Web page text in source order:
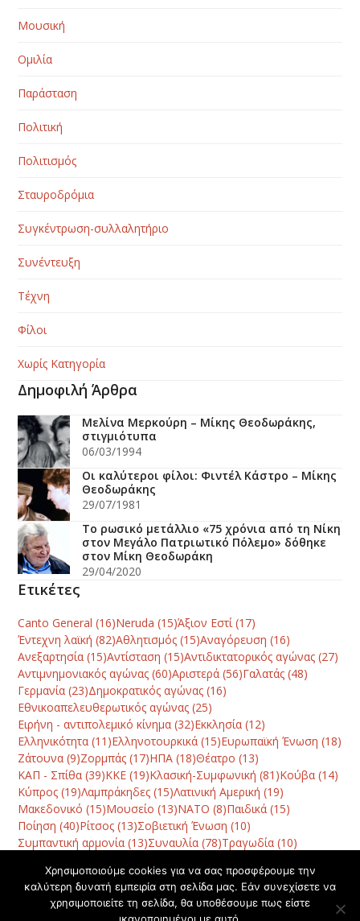
Μουσική
Ομιλία
Παράσταση
Πολιτική
Πολιτισμός
Σταυροδρόμια
Συγκέντρωση-συλλαλητήριο
Συνέντευξη
Τέχνη
Φίλοι
Χωρίς Κατηγορία
Δημοφιλή Άρθρα
Μελίνα Μερκούρη – Μίκης Θεοδωράκης,
στιγμιότυπα
06/03/1994
Οι καλύτεροι φίλοι: Φιντέλ Κάστρο – Μίκης
Θεοδωράκης
29/07/1981
Το ρωσικό μετάλλιο «75 χρόνια από τη Νίκη
στον Μεγάλο Πατριωτικό Πόλεμο» δόθηκε
στον Μίκη Θεοδωράκη
29/04/2020
Ετικέτες
Canto General (16)Neruda (15)Άξιον Εστί(17)
Έντεχνη λαϊκή (82)Αθλητισμός (15)Αναγόρευση (16)
Ανεξαρτησία (15)Αντίσταση (15)Αντιδικτατορικός αγώνας (27)
Αντιμνημονιακός αγώνας (60)Αριστερά (56)Γαλατάς (48)
Γερμανία (23)Δημοκρατικός αγώνας (16)
Εθνικοαπελευθερωτικός αγώνας (25)
Ειρήνη - αντιπολεμικό κίνημα (32)Εκκλησία (12)
Ελληνικότητα (11)Ελληνοτουρκικά (15)Ευρωπαϊκή Ένωση (18)
Ζάτουνα (9)Ζορμπάς (17)ΗΠΑ (18)Θέατρο (13)
ΚΑΠ - Σπίθα (39)ΚΚΕ (19)Κλασική-Συμφωνική (81)Κούβα (14)
Κύπρος (19)Λαμπράκηδες (15)Λατινική Αμερική (19)
Μακεδονικό (15)Μουσείο (13)ΝΑΤΟ (8)Παιδικά (15)
Ποίηση (40)Ρίτσος (13)Σοβιετική Ένωση (10)
Συμπαντική αρμονία (13)Συναυλία (78)Τραγωδία (10)
Έφυγε από τη ζωή ο φίλος του Μ.
Αποχαιρετισμός
Χρησιμοποιούμε cookies για να σας προσφέρουμε την
καλύτερη δυνατή εμπειρία στη σελίδα μας. Εάν συνεχίσετε να
χρησιμοποιείτε τη σελίδα, θα υποθέσουμε πως είστε